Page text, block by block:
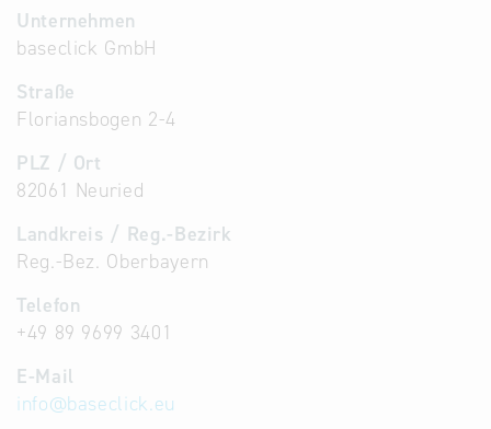
Unternehmen
baseclick GmbH
Straße
Floriansbogen 2-4
PLZ / Ort
82061 Neuried
Landkreis / Reg.-Bezirk
Reg.-Bez. Oberbayern
Telefon
+49 89 9699 3401
E-Mail
info@baseclick.eu